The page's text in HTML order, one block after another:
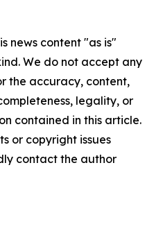
news content "as is"
We do not accept any
the accuracy, content,
legality, or
contained in this article.
or copyright issues
contact the author